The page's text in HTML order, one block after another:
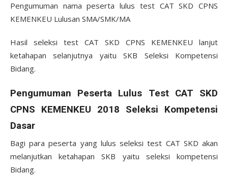
Pengumuman nama peserta lulus test CAT SKD CPNS
KEMENKEU Lulusan SMA/SMK/MA
Hasil seleksi test CAT SKD CPNS KEMENKEU lanjut
ketahapan selanjutnya yaitu SKB Seleksi Kompetensi
Bidang.
Pengumuman Peserta Lulus Test CAT SKD
CPNS KEMENKEU 2018 Seleksi Kompetensi
Dasar
Bagi para peserta yang lulus seleksi test CAT SKD akan
melanjutkan ketahapan SKB yaitu seleksi kompetensi
Bidang.